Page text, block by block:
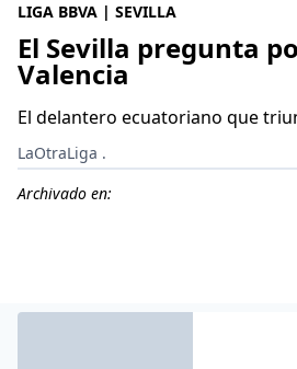
LIGA BBVA | SEVILLA
El Sevilla pregunta
Valencia
El delantero ecuatoriano que
LaOtraLiga .
Archivado en: